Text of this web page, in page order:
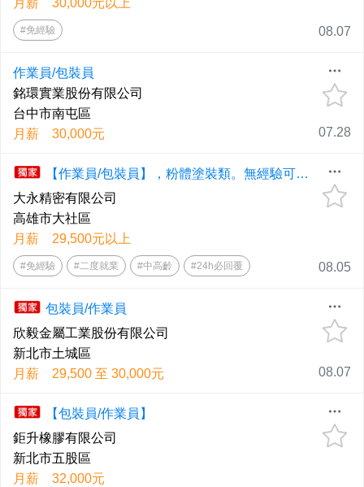
月薪 30,000元以上
#免經驗 08.07
作業員/包裝員
銘環實業股份有限公司
台中市南屯區
月薪 30,000元
07.28
【作業員/包裝員】，粉體塗裝類。無經驗可，二度就業歡迎，大社上班
大永精密有限公司
高雄市大社區
月薪 29,500元以上
#免經驗 #二度就業 #中高齡 #24h必回覆 08.05
包裝員/作業員
欣毅金屬工業股份有限公司
新北市土城區
月薪 29,500 至 30,000元
08.07
【包裝員/作業員】
鉅升橡膠有限公司
新北市五股區
月薪 32,000元